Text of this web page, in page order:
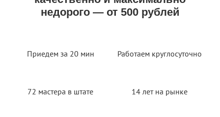
недорого — от 500 рублей
Приедем за 20 мин Работаем круглосуточно
72 мастера в штате 14 лет на рынке